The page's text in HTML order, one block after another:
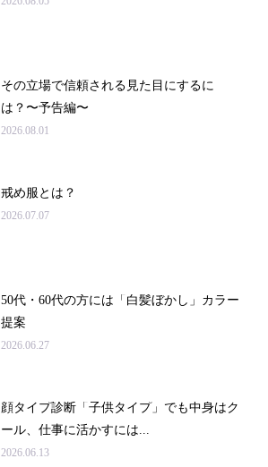
その立場で信頼される見た目にするに
は？〜予告編〜
2026.08.01
戒め服とは？
2026.07.07
50代・60代の方には「白髪ぼかし」カラー
提案
2026.06.27
顔タイプ診断「子供タイプ」でも中身はク
ール、仕事に活かすには...
2026.06.13